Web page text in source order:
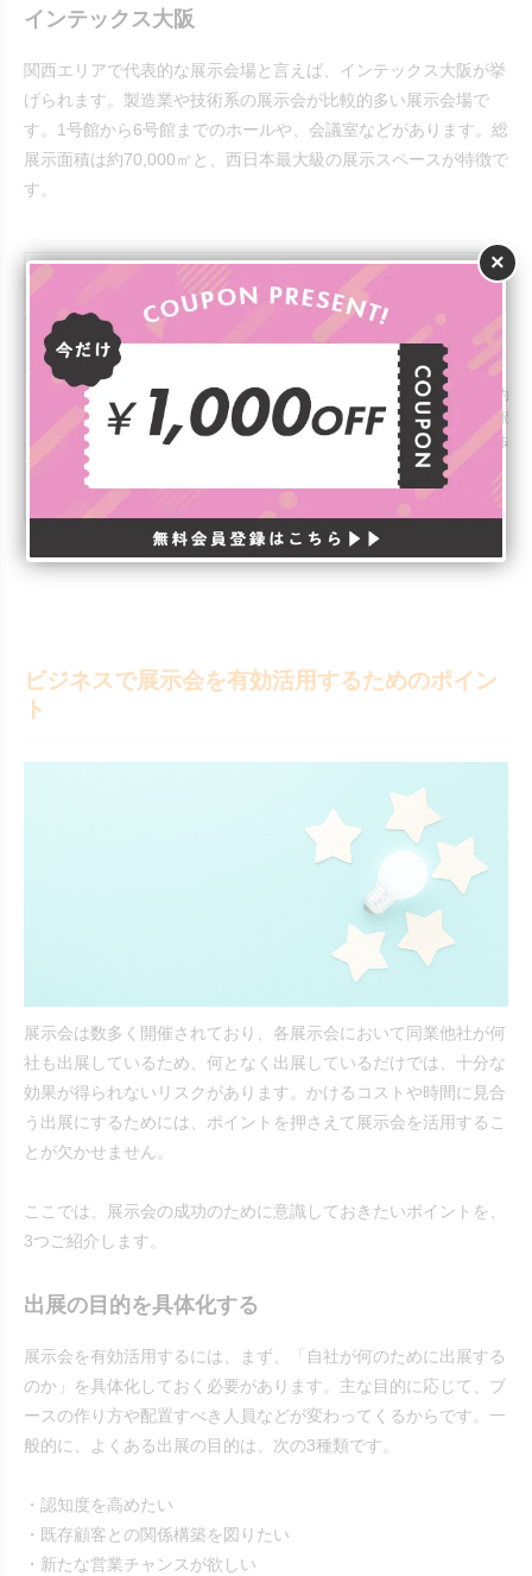
×
インテックス大阪
関西エリアで代表的な展示会場と言えば、インテックス大阪が挙
げられます。製造業や技術系の展示会が比較的多い展示会場で
す。1号館から6号館までのホールや、会議室などがあります。総
展示面積は約70,000㎡と、西日本最大級の展示スペースが特徴で
す。
インテックス大阪の基本情報
住所
大阪市住之江区南港北1-5-102
主な交通アクセス
・大阪メトロニュートラム「中ふ頭駅」より徒歩約5分
・大阪メトロニュートラム「トレードセンター前駅」
・大阪メトロ中央線「コスモスクエア駅」より徒歩約
公式サイト
ビジネスで展示会を有効活用するためのポイン
ト
展示会は数多く開催されており、各展示会において同業他社が何
社も出展しているため、何となく出展しているだけでは、十分な
効果が得られないリスクがあります。かけるコストや時間に見合
う出展にするためには、ポイントを押さえて展示会を活用するこ
とが欠かせません。
ここでは、展示会の成功のために意識しておきたいポイントを、
3つご紹介します。
出展の目的を具体化する
展示会を有効活用するには、まず、「自社が何のために出展する
のか」を具体化しておく必要があります。主な目的に応じて、ブ
ースの作り方や配置すべき人員などが変わってくるからです。一
般的に、よくある出展の目的は、次の3種類です。
・認知度を高めたい
・既存顧客との関係構築を図りたい
・新たな営業チャンスが欲しい